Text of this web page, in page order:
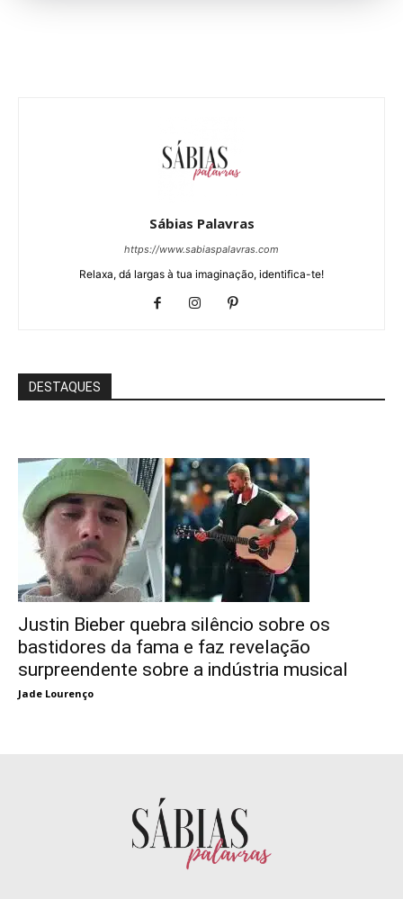
Sábias Palavras
https://www.sabiaspalavras.com
Relaxa, dá largas à tua imaginação, identifica-te!
DESTAQUES
Justin Bieber quebra silêncio sobre os
bastidores da fama e faz revelação
surpreendente sobre a indústria musical
Jade Lourenço